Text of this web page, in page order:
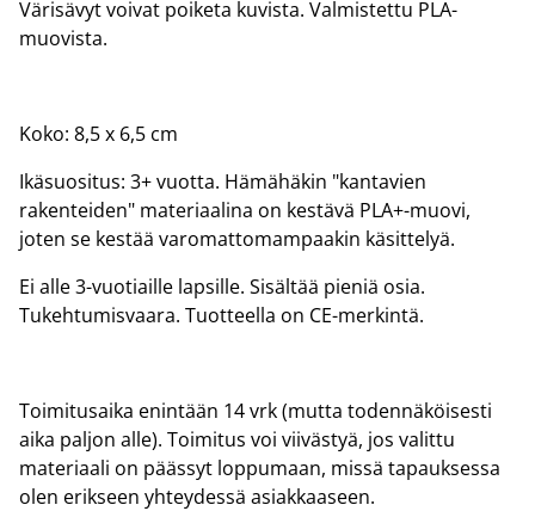
Värisävyt voivat poiketa kuvista. Valmistettu PLA-
muovista.
Koko: 8,5 x 6,5 cm
Ikäsuositus: 3+ vuotta. Hämähäkin "kantavien
rakenteiden" materiaalina on kestävä PLA+-muovi,
joten se kestää varomattomampaakin käsittelyä.
Ei alle 3-vuotiaille lapsille. Sisältää pieniä osia.
Tukehtumisvaara. Tuotteella on CE-merkintä.
Toimitusaika enintään 14 vrk (mutta todennäköisesti
aika paljon alle). Toimitus voi viivästyä, jos valittu
materiaali on päässyt loppumaan, missä tapauksessa
olen erikseen yhteydessä asiakkaaseen.